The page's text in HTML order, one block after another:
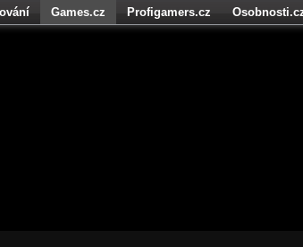
Games.cz Profigamers.cz